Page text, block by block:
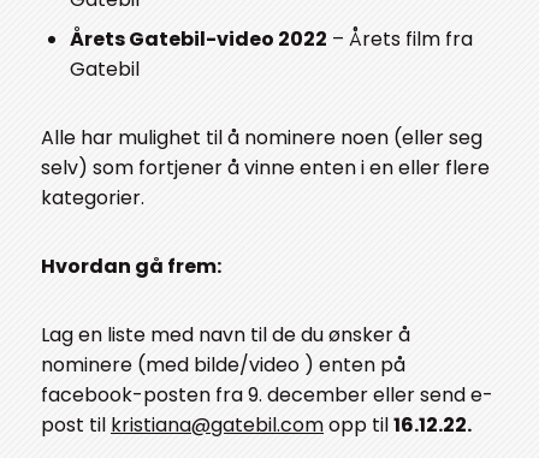
Årets Gatebil-video 2022 – Årets film fra
Gatebil
Alle har mulighet til å nominere noen (eller seg
selv) som fortjener å vinne enten i en eller flere
kategorier.
Hvordan gå frem:
Lag en liste med navn til de du ønsker å
nominere (med bilde/video ) enten på
facebook-posten fra 9. december eller send e-
post til kristiana@gatebil.comopp til16.12.22.